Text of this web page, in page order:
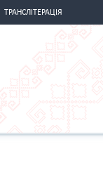
ТРАНСЛІТЕРАЦІЯ